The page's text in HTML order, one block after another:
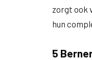
zorgt ook
hun
5